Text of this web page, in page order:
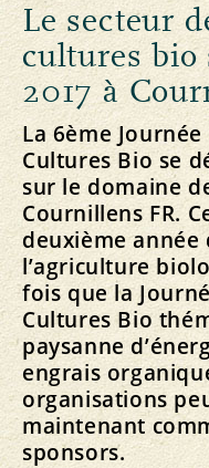
Le secteur
cultures bio
2017 à
La 6ème
Cultures Bio se
sur le domaine
Cournillens FR.
deuxième
l’agriculture
fois que la
Cultures Bio
paysanne
engrais
organisations
maintenant
sponsors.